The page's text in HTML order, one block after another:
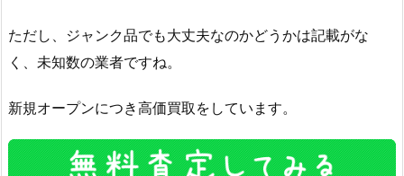
ただし、ジャンク品でも大丈夫なのかどうかは記載がな
く、未知数の業者ですね。
新規オープンにつき高価買取をしています。